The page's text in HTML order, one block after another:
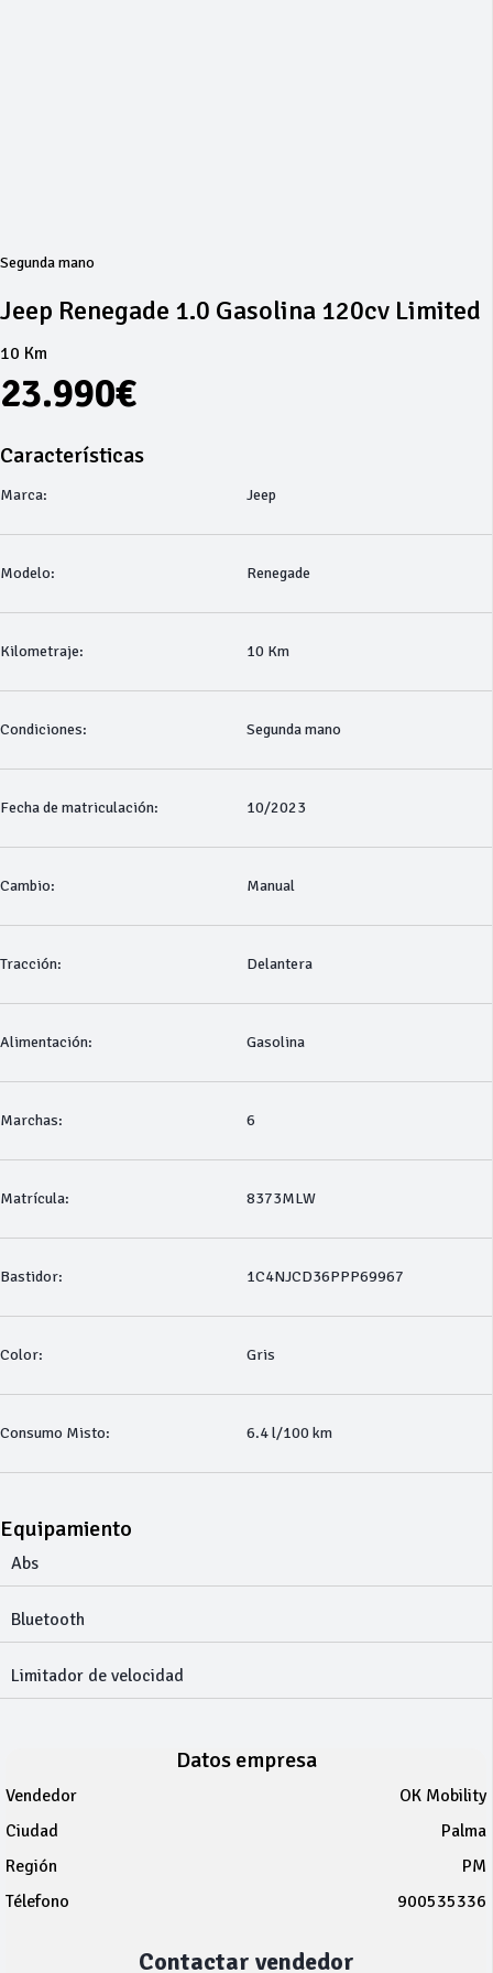
Segunda mano
Jeep Renegade 1.0 Gasolina 120cv Limited
10 Km
23.990€
Características
Marca: Jeep
Modelo: Renegade
Kilometraje: 10 Km
Condiciones: Segunda mano
Fecha de matriculación: 10/2023
Cambio: Manual
Tracción: Delantera
Alimentación: Gasolina
Marchas: 6
Matrícula: 8373MLW
Bastidor: 1C4NJCD36PPP69967
Color: Gris
Consumo Misto: 6.4 l/100 km
Equipamiento
Abs
Bluetooth
Limitador de velocidad
Datos empresa
Vendedor
OK Mobility
Ciudad
Palma
Región
PM
Télefono
900535336
Contactar vendedor